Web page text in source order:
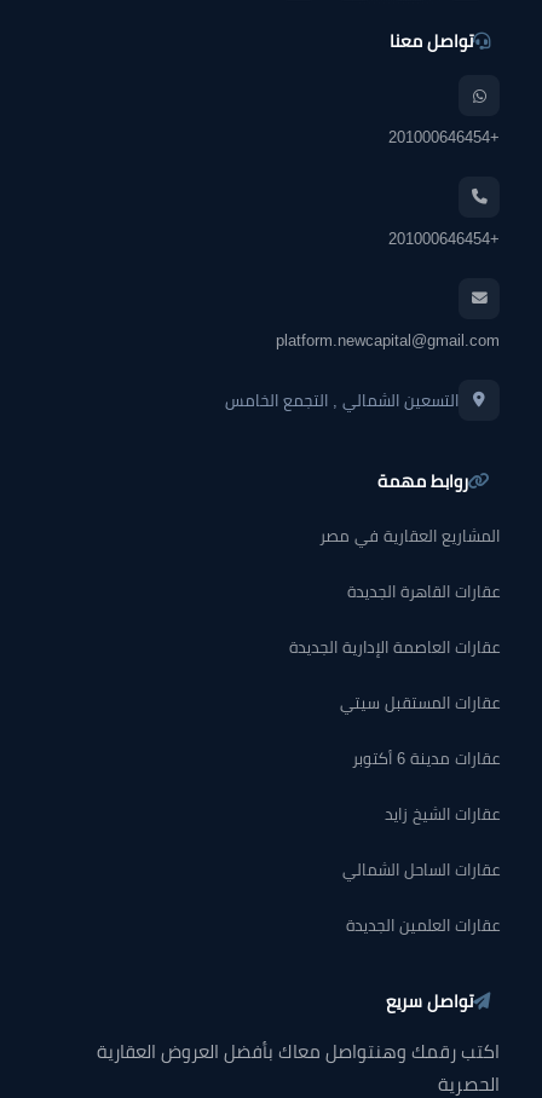
تواصل معنا
+201000646454
+201000646454
platform.newcapital@gmail.com
التسعين الشمالي , التجمع الخامس
روابط مهمة
المشاريع العقارية في مصر
عقارات القاهرة الجديدة
عقارات العاصمة الإدارية الجديدة
عقارات المستقبل سيتي
عقارات مدينة 6 أكتوبر
عقارات الشيخ زايد
عقارات الساحل الشمالي
عقارات العلمين الجديدة
تواصل سريع
اكتب رقمك وهنتواصل معاك بأفضل العروض العقارية
الحصرية